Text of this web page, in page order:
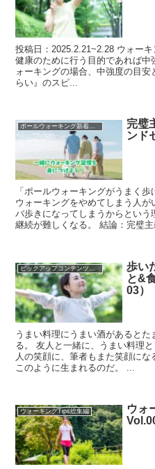
投稿日：2025.2.21~2.28 ウォー
健康のために行う目的であれば
ォーキングの場合、中強度の目安
らい』のスピ...
ポールウォーキング新着記事
完璧
ンド
「ポールウォーキングがうまく
ウォーキングをやめてしまう人
バ歩きになってしまうからとい
継続が難しくなる。 結論：完璧
ピックアップコンテンツを集めました！
歩い
と&
03）
うまい料理にうまい酒があると
る。 友人と一緒に、うまい料理
人の笑顔に、筆者もまた笑顔にな
このように生まれるのだ。 ...
ウォーキングTips総集編
ウォ